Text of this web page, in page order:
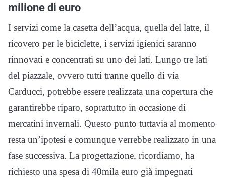
milione di euro
I servizi come la casetta dell’acqua, quella del latte, il
ricovero per le biciclette, i servizi igienici saranno
rinnovati e concentrati su uno dei lati. Lungo tre lati
del piazzale, ovvero tutti tranne quello di via
Carducci, potrebbe essere realizzata una copertura che
garantirebbe riparo, soprattutto in occasione di
mercatini invernali. Questo punto tuttavia al momento
resta un’ipotesi e comunque verrebbe realizzato in una
fase successiva. La progettazione, ricordiamo, ha
richiesto una spesa di 40mila euro già impegnati